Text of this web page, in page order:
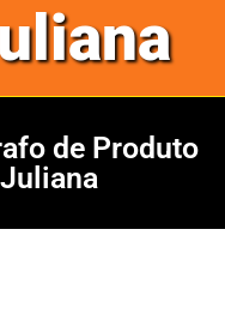
de Produto